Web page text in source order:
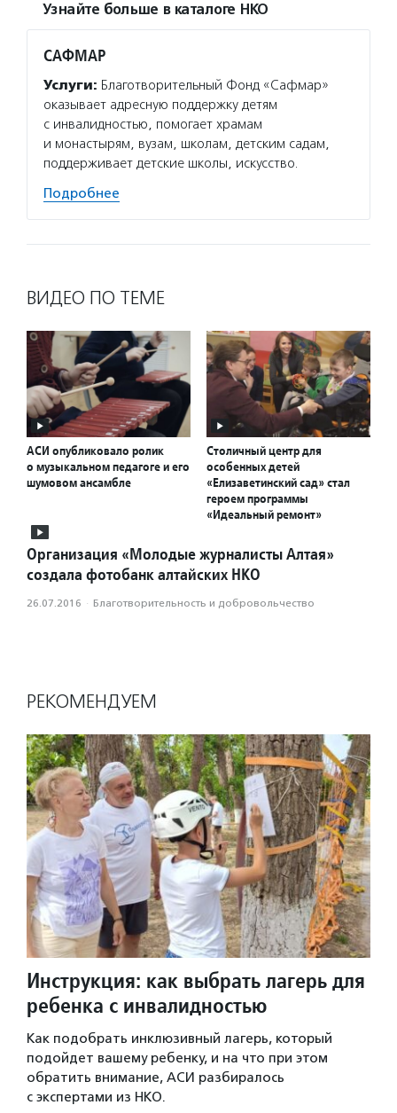
Узнайте больше в каталоге НКО
САФМАР
Услуги: Благотворительный Фонд «Сафмар»
оказывает адресную поддержку детям
с инвалидностью, помогает храмам
и монастырям, вузам, школам, детским садам,
поддерживает детские школы, искусство.
Подробнее
ВИДЕО ПО ТЕМЕ
АСИ опубликовало ролик
о музыкальном педагоге и его
шумовом ансамбле
Столичный центр для
особенных детей
«Елизаветинский сад» стал
героем программы
«Идеальный ремонт»
Организация «Молодые журналисты Алтая»
создала фотобанк алтайских НКО
26.07.2016 · Благотвори­тель­ность и доброволь­чест­во
РЕКОМЕНДУЕМ
Инструкция: как выбрать лагерь для
ребенка с инвалидностью
Как подобрать инклюзивный лагерь, который
подойдет вашему ребенку, и на что при этом
обратить внимание, АСИ разбиралось
с экспертами из НКО.